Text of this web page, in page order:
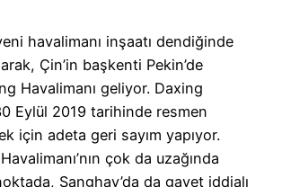
havalimanı inşaatı dendiğinde
Çin’in başkenti Pekin’de
Havalimanı geliyor. Daxing
Eylül 2019 tarihinde resmen
için adeta geri sayım yapıyor.
çok da uzağında
Şanghay’da da gayet iddialı